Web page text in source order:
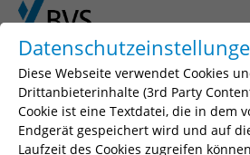
Skip to main content
Skip to page footer
You are here:
BVS Über uns Rechtliches
Rechtliches
Diese Webseite verwendet Cookies
Drittanbieterinhalte (3rd Party
Cookie ist eine Textdatei, die in dem
Endgerät gespeichert wird und auf
Laufzeit des Cookies zugreifen